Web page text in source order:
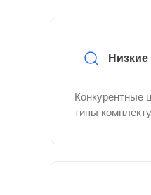
Конкурентные
типы